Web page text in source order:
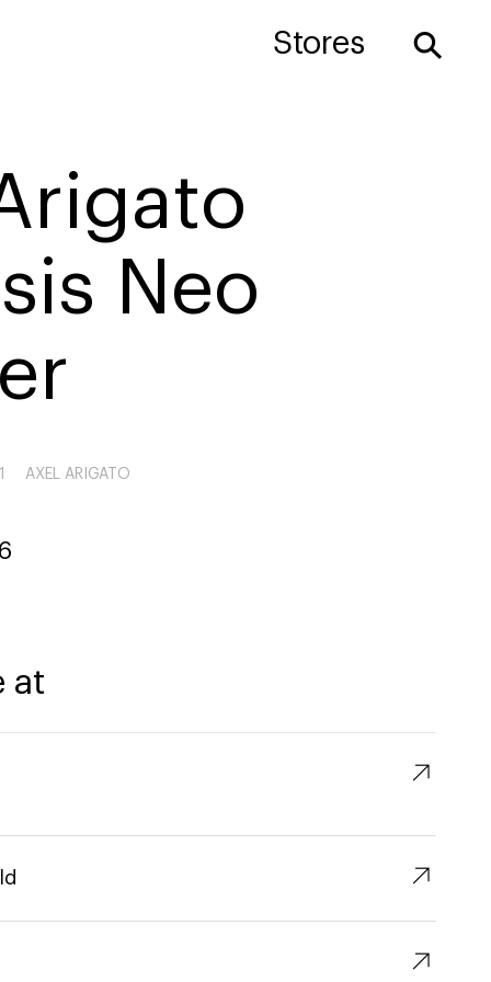
Stores ⚲
Neo
AXEL ARIGATO
at
↗︎
↗︎
↗︎